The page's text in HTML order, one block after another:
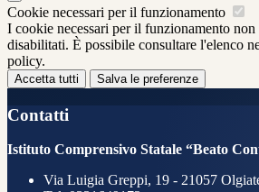
Cookie necessari per il funzionamento
I cookie necessari per il funzionamento non
disabilitati. È possibile consultare l'elenco
policy.
Accetta tutti Salva le preferenze
Contatti
Istituto Comprensivo Statale “Beato
Via Luigia Greppi, 19 - 21057